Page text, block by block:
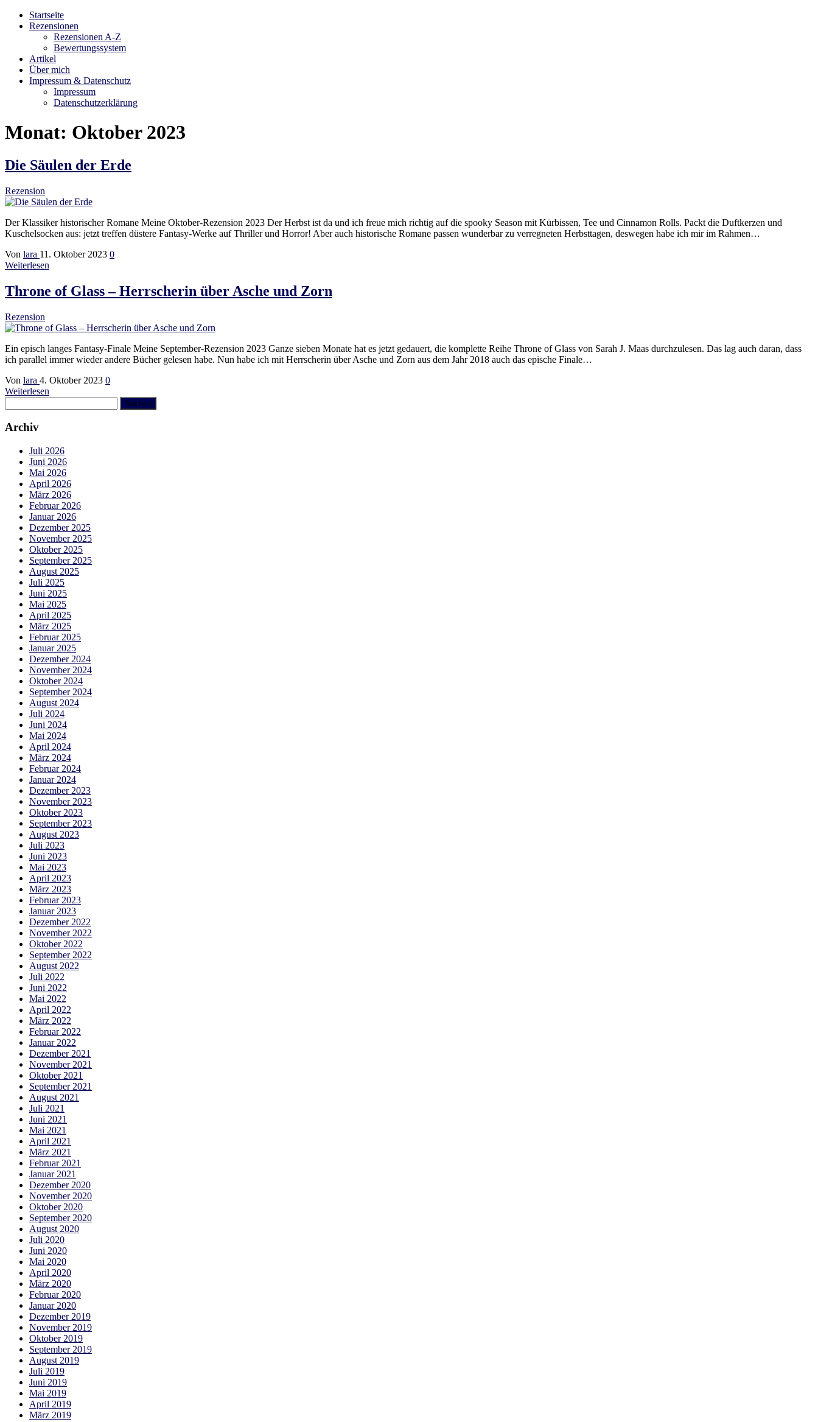
Bibliophilara
Möge die Liebe zu Büchern niemals enden
Startseite
Rezensionen
Rezensionen A-Z
Bewertungssystem
Artikel
Über mich
Impressum & Datenschutz
Impressum
Datenschutzerklärung
Monat: Oktober 2023
Die Säulen der Erde
Rezension
Der Klassiker historischer Romane Meine Oktober-Rezension 2023 Der Herbst ist da und ich freue mich richtig auf die spooky Season mit Kürbissen, Tee und Cinnamon Rolls. Packt die Duftkerzen und
Kuschelsocken aus: jetzt treffen düstere Fantasy-Werke auf Thriller und Horror! Aber auch historische Romane passen wunderbar zu verregneten Herbsttagen, deswegen habe ich mir im Rahmen…
Von lara 11. Oktober 2023 0
Weiterlesen
Throne of Glass – Herrscherin über Asche und Zorn
Rezension
Ein episch langes Fantasy-Finale Meine September-Rezension 2023 Ganze sieben Monate hat es jetzt gedauert, die komplette Reihe Throne of Glass von Sarah J. Maas durchzulesen. Das lag auch daran, dass
ich parallel immer wieder andere Bücher gelesen habe. Nun habe ich mit Herrscherin über Asche und Zorn aus dem Jahr 2018 auch das epische Finale…
Von lara 4. Oktober 2023 0
Weiterlesen
nach:
Archiv
Juli 2026
Juni 2026
Mai 2026
April 2026
März 2026
Februar 2026
Januar 2026
Dezember 2025
November 2025
Oktober 2025
September 2025
August 2025
Juli 2025
Juni 2025
Mai 2025
April 2025
März 2025
Februar 2025
Januar 2025
Dezember 2024
November 2024
Oktober 2024
September 2024
August 2024
Juli 2024
Juni 2024
Mai 2024
April 2024
März 2024
Februar 2024
Januar 2024
Dezember 2023
November 2023
Oktober 2023
September 2023
August 2023
Juli 2023
Juni 2023
Mai 2023
April 2023
März 2023
Februar 2023
Januar 2023
Dezember 2022
November 2022
Oktober 2022
September 2022
August 2022
Juli 2022
Juni 2022
Mai 2022
April 2022
März 2022
Februar 2022
Januar 2022
Dezember 2021
November 2021
Oktober 2021
September 2021
August 2021
Juli 2021
Juni 2021
Mai 2021
April 2021
März 2021
Februar 2021
Januar 2021
Dezember 2020
November 2020
Oktober 2020
September 2020
August 2020
Juli 2020
Juni 2020
Mai 2020
April 2020
März 2020
Februar 2020
Januar 2020
Dezember 2019
November 2019
Oktober 2019
September 2019
August 2019
Juli 2019
Juni 2019
Mai 2019
April 2019
März 2019